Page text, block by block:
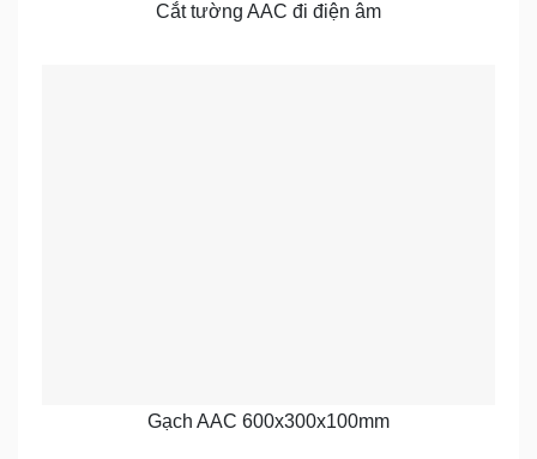
Cắt tường AAC đi điện âm
Gạch AAC 600x300x100mm